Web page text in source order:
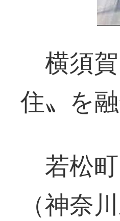
横須
住〟を
若松
（神奈